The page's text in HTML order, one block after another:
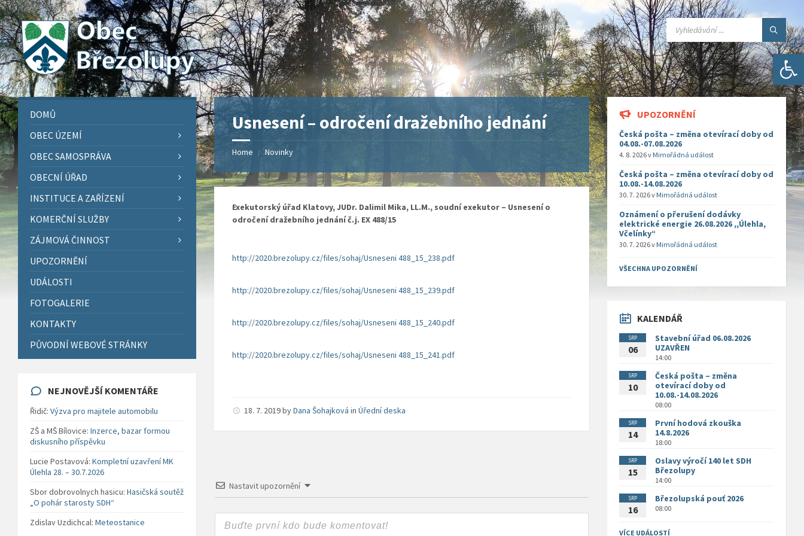
Open toolbar
Skip
to
content
Skip
to
left
sidebar
Skip
to
right
sidebar
Skip
to
footer
SEARCH:
Usnesení – odročení dražebního jednání
Home / Novinky
Exekutorský úřad Klatovy, JUDr. Dalimil Mika, LL.M., soudní exekutor – Usnesení o
odročení dražebního jednání č.j. EX 488/15
http://2020.brezolupy.cz/files/sohaj/Usneseni 488_15_238.pdf
http://2020.brezolupy.cz/files/sohaj/Usneseni 488_15_239.pdf
http://2020.brezolupy.cz/files/sohaj/Usneseni 488_15_240.pdf
http://2020.brezolupy.cz/files/sohaj/Usneseni 488_15_241.pdf
18. 7. 2019byDana Šohajková inÚřední deska
Nastavit upozornění
DOMŮ
OBEC ÚZEMÍ
OBEC SAMOSPRÁVA
OBECNÍ ÚŘAD
INSTITUCE A ZAŘÍZENÍ
KOMERČNÍ SLUŽBY
ZÁJMOVÁ ČINNOST
UPOZORNĚNÍ
UDÁLOSTI
FOTOGALERIE
KONTAKTY
PŮVODNÍ WEBOVÉ STRÁNKY
NEJNOVĚJŠÍ KOMENTÁŘE
Řidič: Výzva pro majitele automobilu
ZŠ a MŠ Bílovice: Inzerce, bazar formou
diskusního příspěvku
Lucie Postavová: Kompletní uzavření MK
Úlehla 28. – 30.7.2026
Sbor dobrovolnych hasicu: Hasičská soutěž
„O pohár starosty SDH“
Zdislav Uzdichcal: Meteostanice
UPOZORNĚNÍ
Česká pošta – změna otevírací doby od
04.08.-07.08.2026
4. 8. 2026v Mimořádná událost
Česká pošta – změna otevírací doby od
10.08.-14.08.2026
30. 7. 2026v Mimořádná událost
Oznámení o přerušení dodávky
elektrické energie 26.08.2026 ,,Úlehla,
Včelínky“
30. 7. 2026v Mimořádná událost
VŠECHNA UPOZORNĚNÍ
KALENDÁŘ
SRP
06
Stavební úřad 06.08.2026
UZAVŘEN
14:00
SRP
10
Česká pošta – změna
otevírací doby od
10.08.-14.08.2026
08:00
SRP
14
První hodová zkouška
14.8.2026
18:00
SRP
15
Oslavy výročí 140 let SDH
Březolupy
14:00
SRP
16
Březolupská pouť 2026
08:00
VÍCE UDÁLOSTÍ